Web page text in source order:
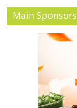
ไชส์,
ที่
ปรึกษา
แฟ
Main Sponsors